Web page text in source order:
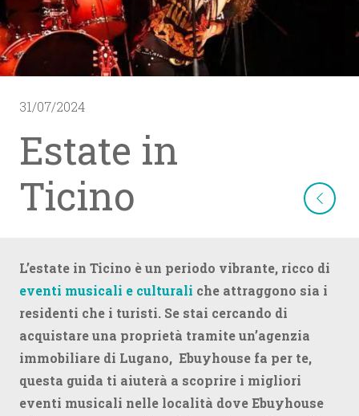
31/07/2024
Estate in
Ticino
L’estate in Ticino è un periodo vibrante, ricco di
eventi musicali e culturali che attraggono sia i
residenti che i turisti. Se stai cercando di
acquistare una proprietà tramite un’agenzia
immobiliare di Lugano, Ebuyhouse fa per te,
questa guida ti aiuterà a scoprire i migliori
eventi musicali nelle località dove Ebuyhouse